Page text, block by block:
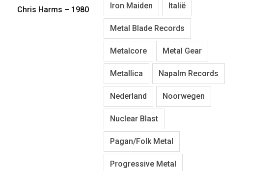
Chris Harms – 1980 Iron Maiden Italië
Metal Blade Records
Metalcore Metal Gear
Metallica Napalm Records
Nederland Noorwegen
Nuclear Blast
Pagan/Folk Metal
Progressive Metal